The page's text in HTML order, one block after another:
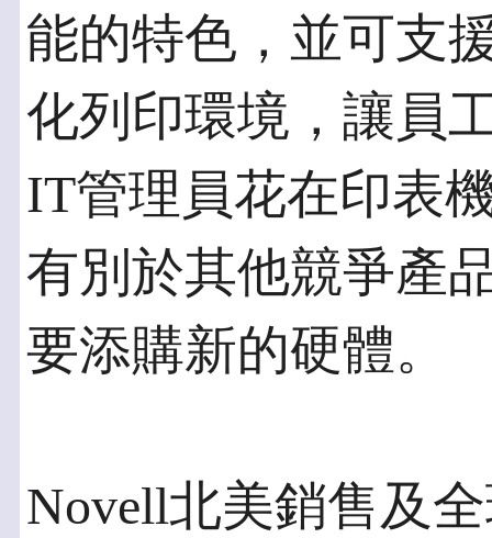
能的特色，並可支
化列印環境，讓員
IT管理員花在印表
有別於其他競爭產
要添購新的硬體。
Novell北美銷售及